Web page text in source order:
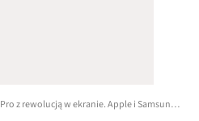
Pixel 10 Pro z rewolucją w ekranie. Apple i Samsung mają to od lat